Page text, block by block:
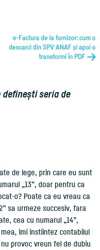
e-Factura de la furnizor: cum o
descarci din SPV ANAF și apoi o
transformi în PDF
definești seria de
de lege, prin care eu sunt
„13”, doar pentru ca
o? Poate ca eu vreau ca
sa urmeze succesiv, fara
cea cu numarul „14”,
imi instiintez contabilul
provoc vreun fel de dubiu